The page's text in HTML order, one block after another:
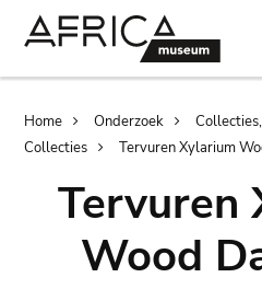
Breadcrumb
Home Onderzoek
Collecties
Tervuren Xylarium
Tervuren
Wood